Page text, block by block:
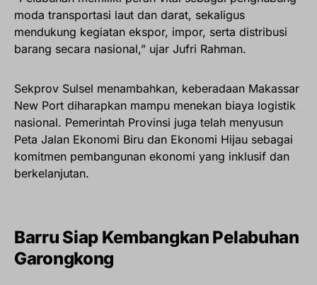
moda transportasi laut dan darat, sekaligus
mendukung kegiatan ekspor, impor, serta distribusi
barang secara nasional,” ujar Jufri Rahman.
Sekprov Sulsel menambahkan, keberadaan Makassar
New Port diharapkan mampu menekan biaya logistik
nasional. Pemerintah Provinsi juga telah menyusun
Peta Jalan Ekonomi Biru dan Ekonomi Hijau sebagai
komitmen pembangunan ekonomi yang inklusif dan
berkelanjutan.
Barru Siap Kembangkan Pelabuhan
Garongkong